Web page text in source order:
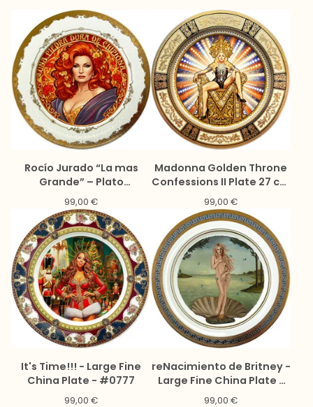
Rocío Jurado “La mas
Grande” – Plato
decorativo de porcelana
27 cm | Edición limitada
99,00 €
Madonna Golden Throne
Confessions II Plate 27 cm
(Limited Edition) |
ArtefactoMadrid
99,00 €
It's Time!!! - Large Fine
China Plate - #0777
99,00 €
reNacimiento de Britney -
Large Fine China Plate -
#0776
99,00 €